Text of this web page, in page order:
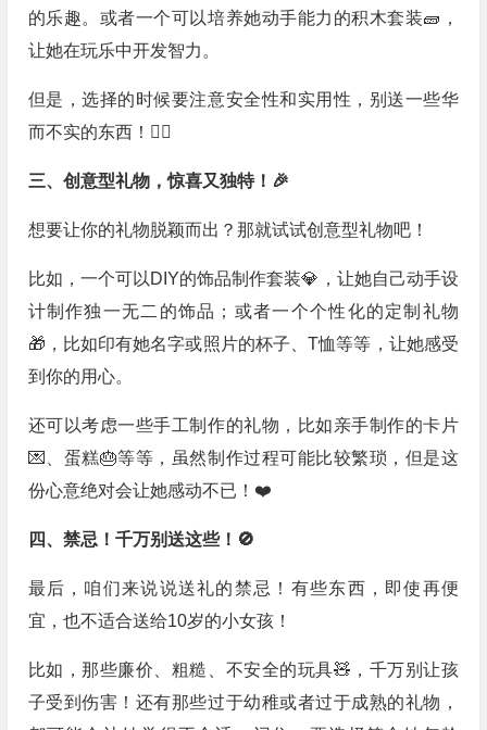
的乐趣。或者一个可以培养她动手能力的积木套装🧱，
让她在玩乐中开发智力。
但是，选择的时候要注意安全性和实用性，别送一些华
而不实的东西！🙅‍♀️
三、创意型礼物，惊喜又独特！🎉
想要让你的礼物脱颖而出？那就试试创意型礼物吧！
比如，一个可以DIY的饰品制作套装💎，让她自己动手设
计制作独一无二的饰品；或者一个个性化的定制礼物
🎁，比如印有她名字或照片的杯子、T恤等等，让她感受
到你的用心。
还可以考虑一些手工制作的礼物，比如亲手制作的卡片
💌、蛋糕🎂等等，虽然制作过程可能比较繁琐，但是这
份心意绝对会让她感动不已！❤️
四、禁忌！千万别送这些！🚫
最后，咱们来说说送礼的禁忌！有些东西，即使再便
宜，也不适合送给10岁的小女孩！
比如，那些廉价、粗糙、不安全的玩具🧸，千万别让孩
子受到伤害！还有那些过于幼稚或者过于成熟的礼物，